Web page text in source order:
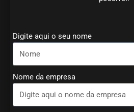
Digite aqui o seu nome
Nome da empresa